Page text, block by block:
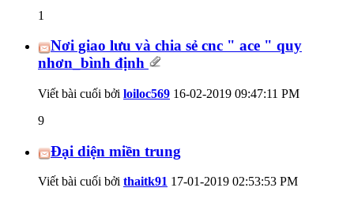
1
Nơi giao lưu và chia sẻ cnc " ace " quy
nhơn_bình định
Viết bài cuối bởi loiloc569 16-02-2019 09:47:11 PM
9
Đại diện miền trung
Viết bài cuối bởi thaitk91 17-01-2019 02:53:53 PM